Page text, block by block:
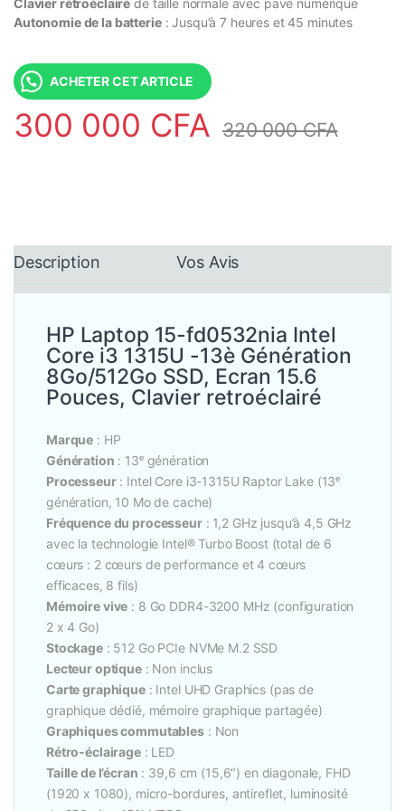
Clavier rétroéclairé de taille normale avec pavé numérique
Autonomie de la batterie: Jusqu’à 7 heures et 45 minutes
ACHETER CET ARTICLE
300 000 CFA 320 000CFA
Description Vos Avis
HP Laptop 15-fd0532nia Intel
Core i3 1315U -13è Génération
8Go/512Go SSD, Ecran 15.6
Pouces, Clavier retroéclairé
Marque : HP
Génération : 13ᵉ génération
Processeur: Intel Core i3-1315U Raptor Lake (13ᵉ
génération, 10 Mo de cache)
Fréquence du processeur: 1,2 GHz jusqu’à 4,5 GHz
avec la technologie Intel® Turbo Boost (total de 6
cœurs : 2 cœurs de performance et 4 cœurs
efficaces, 8 fils)
Mémoire vive : 8 Go DDR4-3200 MHz (configuration
2 x 4 Go)
Stockage: 512 Go PCIe NVMe M.2 SSD
Lecteur optique: Non inclus
Carte graphique: Intel UHD Graphics (pas de
graphique dédié, mémoire graphique partagée)
Graphiques commutables: Non
Rétro-éclairage: LED
Taille de l’écran : 39,6 cm (15,6″) en diagonale, FHD
(1920 x 1080), micro-bordures, antireflet, luminosité